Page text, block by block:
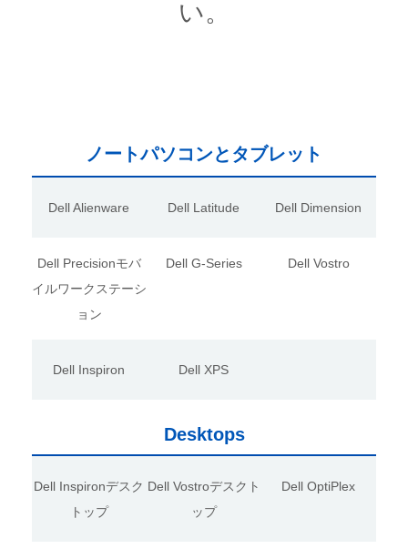
い。
ノートパソコンとタブレット
Dell Alienware Dell Latitude Dell Dimension
Dell Precisionモバ
イルワークステーシ
ョン
Dell G-Series Dell Vostro
Dell Inspiron Dell XPS
Desktops
Dell Inspironデスク
トップ
Dell Vostroデスクト
ップ
Dell OptiPlex